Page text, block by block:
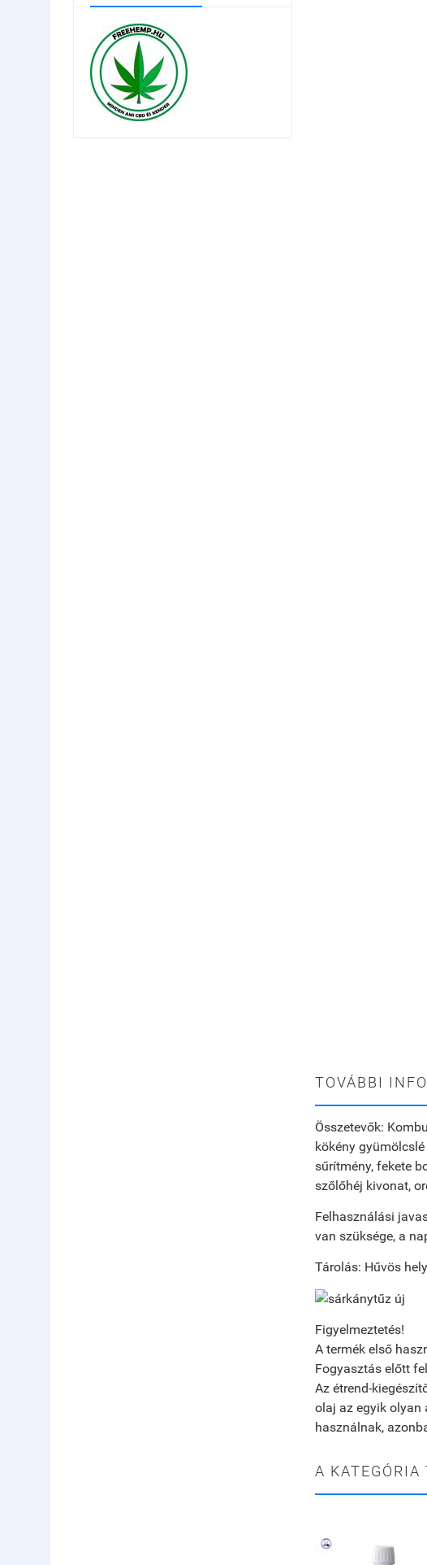
TOVÁBBI
Összetevők:
kökény
sűrítmény, fekete
szőlőhéj kivonat,
Felhasználási
van szüksége, a
Tárolás: Hűvös
Figyelmeztetés!
A termék első
Fogyasztás előtt
Az étrend-
olaj az egyik olyan
használnak,
A KATEGÓRIA